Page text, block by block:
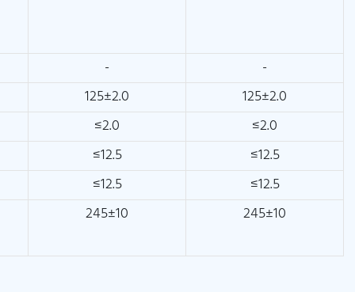
-
-
125±2.0
125±2.0
≤2.0
≤2.0
≤12.5
≤12.5
≤12.5
≤12.5
245±10
245±10